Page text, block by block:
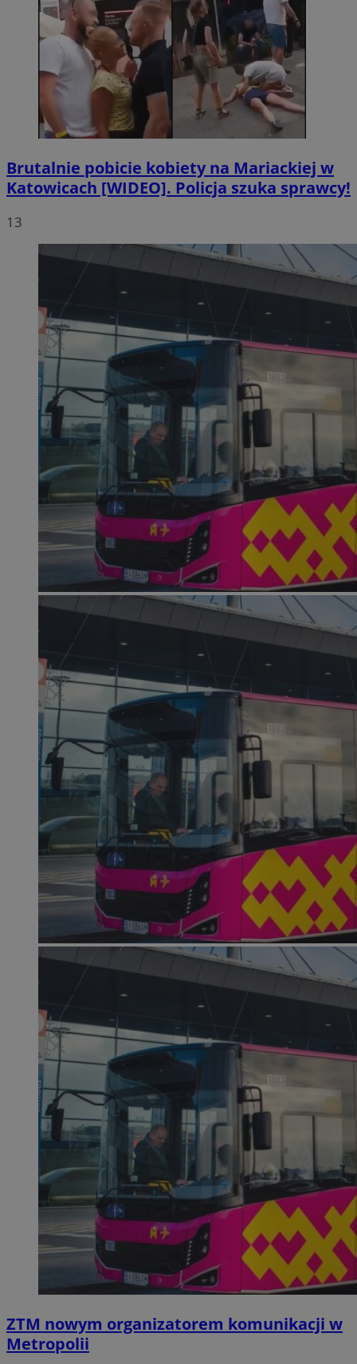
Brutalnie pobicie kobiety na Mariackiej w
Katowicach [WIDEO]. Policja szuka sprawcy!
13
ZTM nowym organizatorem komunikacji w
Metropolii